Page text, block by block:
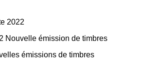
2022
Nouvelle émission de timbres
émissions de timbres